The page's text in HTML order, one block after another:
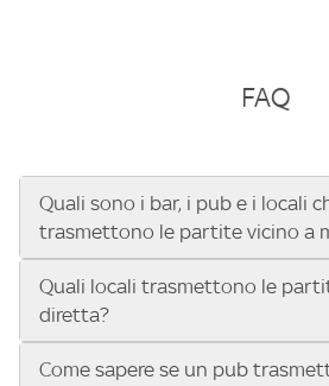
FAQ
Quali sono i bar, i pub e i locali
trasmettono le partite vicino a
Se cerchi un bar, pub, ristorante o
vedere le partite di Serie A ENILIVE, la
UEFA Champions League, la UEFA
Conference League, il Tennis, la
Quali locali trasmettono le
diretta?
Vuoi sapere quali bar, pub o
Come sapere se un pub